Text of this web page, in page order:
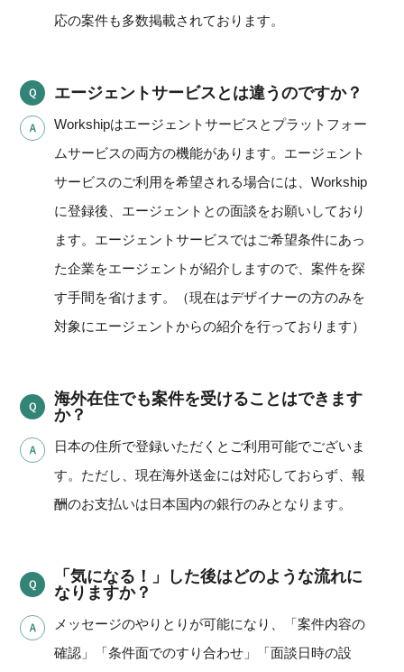
応の案件も多数掲載されております。
エージェントサービスとは違うのですか？
Workshipはエージェントサービスとプラットフォー
ムサービスの両方の機能があります。エージェント
サービスのご利用を希望される場合には、Workship
に登録後、エージェントとの面談をお願いしており
ます。エージェントサービスではご希望条件にあっ
た企業をエージェントが紹介しますので、案件を探
す手間を省けます。（現在はデザイナーの方のみを
対象にエージェントからの紹介を行っております）
海外在住でも案件を受けることはできます
か？
日本の住所で登録いただくとご利用可能でございま
す。ただし、現在海外送金には対応しておらず、報
酬のお支払いは日本国内の銀行のみとなります。
「気になる！」した後はどのような流れに
なりますか？
メッセージのやりとりが可能になり、「案件内容の
確認」「条件面でのすり合わせ」「面談日時の設